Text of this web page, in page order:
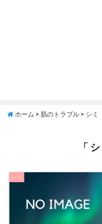
ホーム > 肌のトラブル > シミ
「
シミ